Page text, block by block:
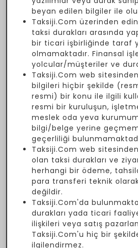
beyan edilen bilgiler ile
Taksiji.Com üzerinden
taksi durakları arasında
bir ticari işbirliğinde taraf
olmamaktadır. Finansal
yolcular/müşteriler ve
Taksiji.Com web
bilgileri hiçbir şekilde
resmi) bir konu ile ilgili
resmi bir kuruluşun,
meslek oda yeva
bilgi/belge yerine
geçerliliği
Taksiji.Com web
olan taksi durakları ve
herhangi bir ödeme,
para transferi teknik
değildir.
Taksiji.Com'da
durakları yada ticari
ilişkileri veya satış
Taksiji.Com'u hiç bir
ilgilendirmez.